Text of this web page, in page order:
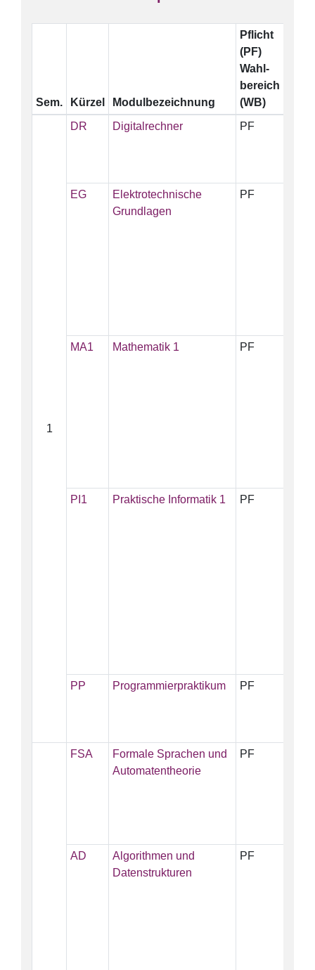
Sem. Kürzel Modulbezeichnung
Pflicht
(PF)
Wahl-
bereich
(WB)
1
DR Digitalrechner PF
EG
Elektrotechnische
Grundlagen
PF
MA1 Mathematik 1 PF
PI1 Praktische Informatik 1 PF
PP Programmierpraktikum PF
FSA
Formale Sprachen und
Automatentheorie
PF
AD
Algorithmen und
Datenstrukturen
PF